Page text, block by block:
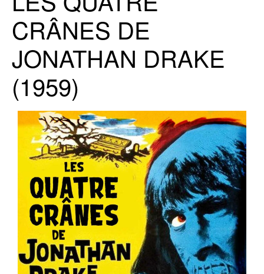
CRÂNES DE
JONATHAN DRAKE
(1959)